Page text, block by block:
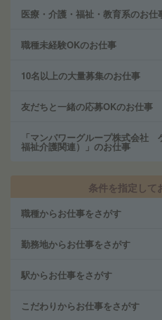
医療・介護・福祉・教育系のお仕
職種未経験OKのお仕事
10名以上の大量募集のお仕事
友だちと一緒の応募OKのお仕事
「マンパワーグループ株式会
福祉介護関連）」のお仕事
条件を指定して
職種からお仕事をさがす
勤務地からお仕事をさがす
駅からお仕事をさがす
こだわりからお仕事をさがす